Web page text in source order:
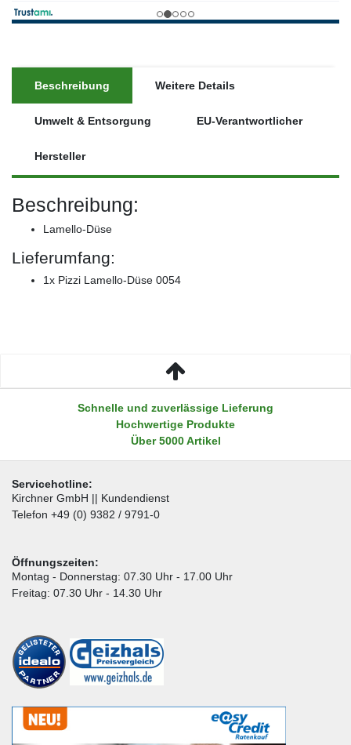
Beschreibung Weitere Details
Umwelt & Entsorgung EU-Verantwortlicher
Hersteller
Beschreibung:
Lamello-Düse
Lieferumfang:
1x Pizzi Lamello-Düse 0054
Schnelle und zuverlässige Lieferung
Hochwertige Produkte
Über 5000 Artikel
Servicehotline:
Kirchner GmbH || Kundendienst
Telefon +49 (0) 9382 / 9791-0
Öffnungszeiten:
Montag - Donnerstag: 07.30 Uhr - 17.00 Uhr
Freitag: 07.30 Uhr - 14.30 Uhr